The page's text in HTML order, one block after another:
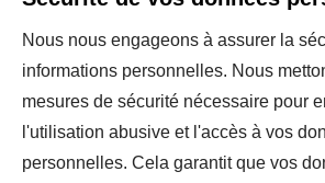
Nous nous engageons à assurer la
informations personnelles. Nous
mesures de sécurité nécessaire pour
l'utilisation abusive et l'accès à vos
personnelles. Cela garantit que vos